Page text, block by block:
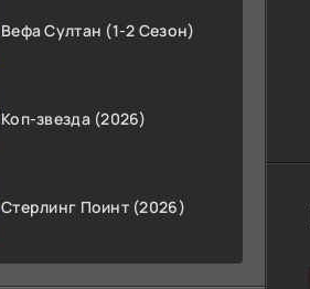
Вефа Султан (1-2 Сезон)
Коп-звезда (2026)
Стерлинг Поинт (2026)